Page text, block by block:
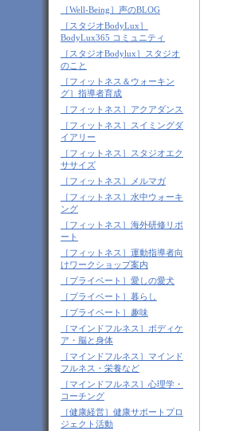
［Well-Being］声のBLOG
［スタジオBodyLux］
BodyLux365 コミュニティ
［スタジオBodylux］スタジオ
のこと
［フィットネス＆ウォーキン
グ］指導者育成
［フィットネス］アクアダンス
［フィットネス］スイミングダ
イアリー
［フィットネス］スタジオエク
ササイズ
［フィットネス］メルマガ
［フィットネス］水中ウォーキ
ング
［フィットネス］海外研修リポ
ート
［フィットネス］運動指導者向
けワークショップ案内
［プライベート］愛しの愛犬
［プライベート］暮らし
［プライベート］趣味
［マインドフルネス］ボディケ
ア・脳と身体
［マインドフルネス］マインド
フルネス・栄養など
［マインドフルネス］心理学・
コーチング
［健康経営］健康サポートプロ
ジェクト活動